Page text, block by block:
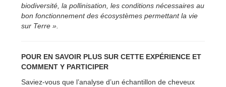
biodiversité, la pollinisation, les conditions nécessaires au
bon fonctionnement des écosystèmes permettant la vie
sur Terre ».
POUR EN SAVOIR PLUS SUR CETTE EXPÉRIENCE ET
COMMENT Y PARTICIPER
Saviez-vous que l’analyse d’un échantillon de cheveux